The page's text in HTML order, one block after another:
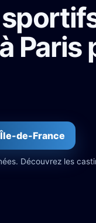
Paris
de-France
Découvrez les